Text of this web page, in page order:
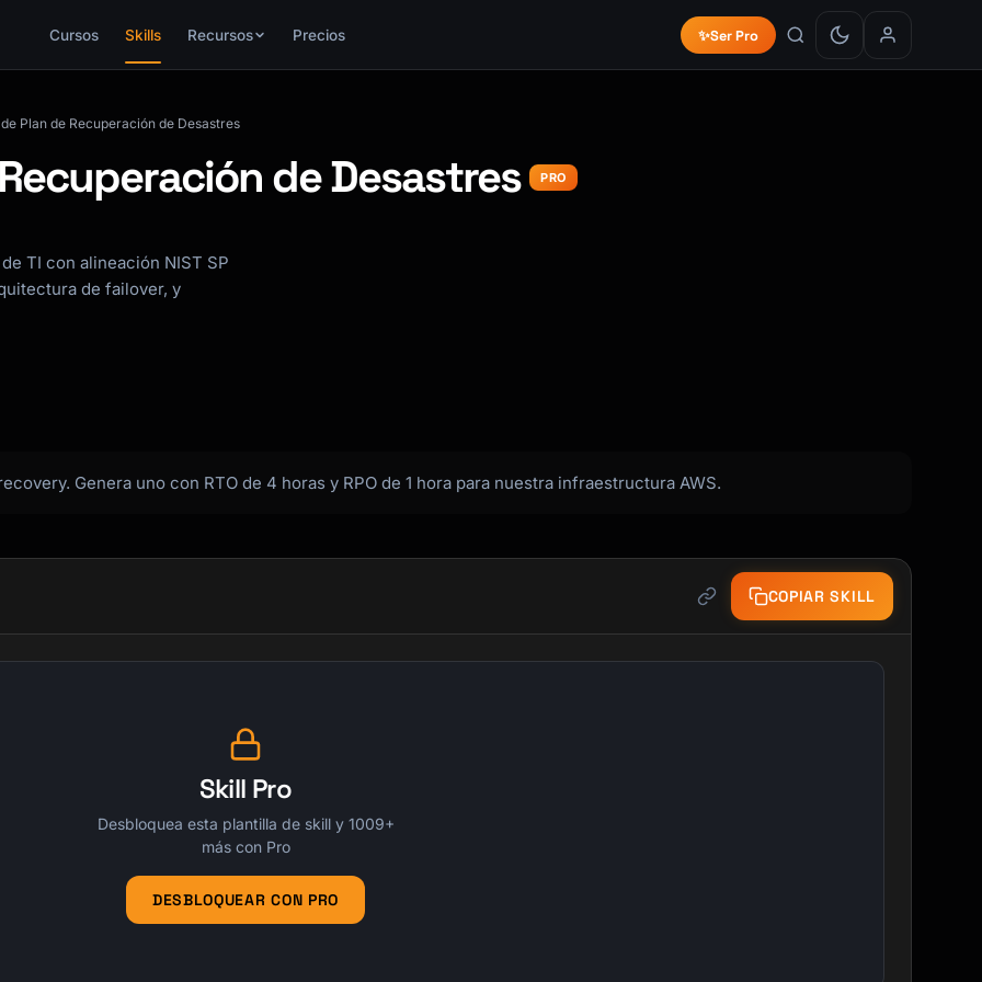
Cursos Skills Recursos Precios ✨Ser Pro
Plan de Recuperación de Desastres
de Desastres PRO
TI con alineación NIST SP
de failover, y
Genera uno con RTO de 4 horas y RPO de 1 hora para nuestra infraestructura AWS.
COPIAR SKILL
Skill Pro
Desbloquea esta plantilla de skill y 1009+
más con Pro
DESBLOQUEAR CON PRO